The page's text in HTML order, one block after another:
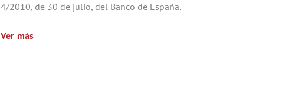
4/2010, de 30 de julio, del Banco de España.
Ver más